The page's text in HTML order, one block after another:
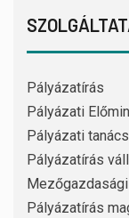
Pályázatírás
Pályázati
Pályázati
Pályázatírás
Pályázatírás